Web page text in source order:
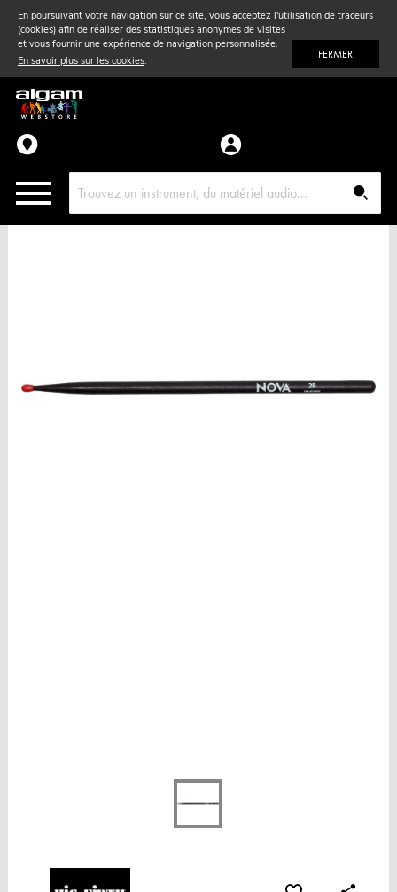
En poursuivant votre navigation sur ce site, vous acceptez l'utilisation de traceurs
(cookies) afin de réaliser des statistiques anonymes de visites
et vous fournir une expérience de navigation personnalisée.
En savoir plus sur les cookies. FERMER
Vent& Violon
Accessoires
Pièces détachées